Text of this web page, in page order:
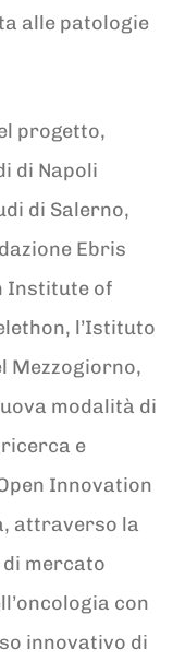
alle patologie
progetto,
di Napoli
di Salerno,
Ebris
Institute of
l’Istituto
Mezzogiorno,
modalità di
e
Innovation
attraverso la
mercato
con
innovativo di